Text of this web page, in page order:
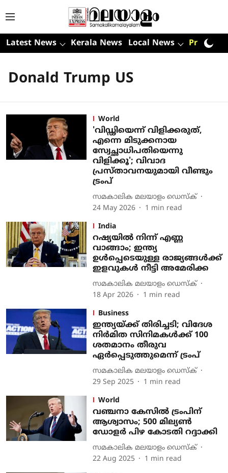
Latest News Kerala News Local News Premium
Donald Trump US
World
'വിഡ്ഢിയെന്ന് വിളിക്കരുത്,
എന്നെ മിടുക്കനായ
സ്വേച്ഛാധിപതിയെന്നു
വിളിക്കൂ'; വിവാദ
പ്രസ്താവനയുമായി വീണ്ടും
ട്രംപ്
സമകാലിക മലയാളം ഡെസ്ക്
24 May 2026
1 min read
India
റഷ്യയില്‍ നിന്ന് എണ്ണ
വാങ്ങാം; ഇന്ത്യ
ഉള്‍പ്പെടെയുള്ള രാജ്യങ്ങള്‍ക്ക്
ഇളവുകള്‍ നീട്ടി അമേരിക്ക
സമകാലിക മലയാളം ഡെസ്ക്
18 Apr 2026
1 min read
Business
ഇന്ത്യയ്ക്ക് തിരിച്ചടി; വിദേശ
നിര്‍മിത സിനിമകള്‍ക്ക് 100
ശതമാനം തീരുവ
ഏര്‍പ്പെടുത്തുമെന്ന് ട്രംപ്
സമകാലിക മലയാളം ഡെസ്ക്
29 Sep 2025
1 min read
World
വഞ്ചനാ കേസില്‍ ട്രംപിന്
ആശ്വാസം; 500 മില്യണ്‍
ഡോളര്‍ പിഴ കോടതി റദ്ദാക്കി
സമകാലിക മലയാളം ഡെസ്ക്
22 Aug 2025
1 min read